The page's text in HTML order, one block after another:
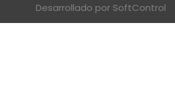
Desarrollado por SoftControl